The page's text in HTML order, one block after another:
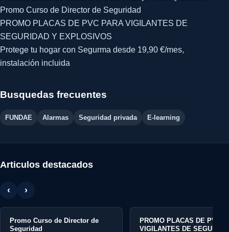
Promo Curso de Director de Seguridad
PROMO PLACAS DE PVC PARA VIGILANTES DE
SEGURIDAD Y EXPLOSIVOS
Protege tu hogar con Segurma desde 19,90 €/mes,
instalación incluida
Busquedas frecuentes
FUNDAE Alarmas Seguridad privada E-learning
Articulos destacados
‹ ›
Promo Curso de Director de
Seguridad
PROMO PLACAS DE PVC
VIGILANTES DE